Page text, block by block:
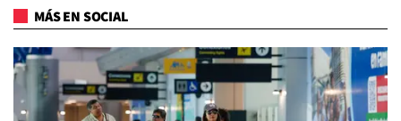
MÁS EN SOCIAL